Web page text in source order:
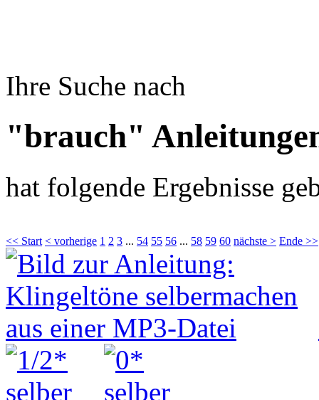
Ihre Suche nach
"brauch"
hat folgende Ergebnisse
<< Start < vorherige 1 2 3 ... 54 55 56 ... 58 59 60 nächste > Ende >>